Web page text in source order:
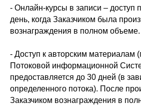
- Онлайн-курсы в записи – доступ
день, когда Заказчиком была
вознаграждения в полном объеме.
- Доступ к авторским материалам
Потоковой информационной
предоставляется до 30 дней (в
определенного потока). После
Заказчиком вознаграждения в